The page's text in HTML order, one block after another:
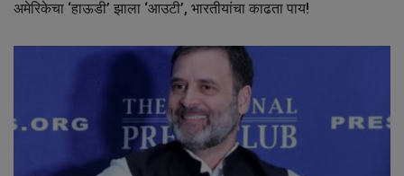
अमेरिकेचा ‘हाऊडी’ झाला ‘आउटी’, भारतीयांचा काढता पाय!